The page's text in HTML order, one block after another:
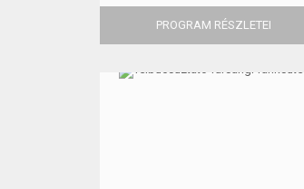
PROGRAM RÉSZLETEI